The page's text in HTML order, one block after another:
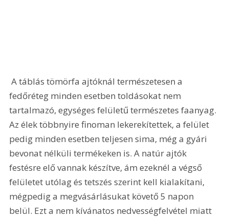
A táblás tömörfa ajtóknál természetesen a
fedőréteg minden esetben toldásokat nem
tartalmazó, egységes felületű természetes faanyag.
Az élek többnyire finoman lekerekítettek, a felület
pedig minden esetben teljesen sima, még a gyári
bevonat nélküli termékeken is. A natúr ajtók
festésre elő vannak készítve, ám ezeknél a végső
felületet utólag és tetszés szerint kell kialakítani,
mégpedig a megvásárlásukat követő 5 napon
belül. Ezt a nem kívánatos nedvességfelvétel miatt